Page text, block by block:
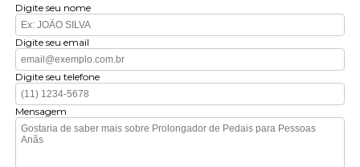
Digite seu nome
Digite seu email
Digite seu telefone
Mensagem